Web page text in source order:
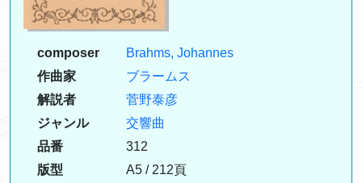
composer
Brahms, Johannes
作曲家
ブラームス
解説者
菅野泰彦
ジャンル
交響曲
品番
312
版型
A5 / 212頁